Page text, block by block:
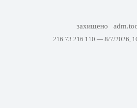
захищено
216.73.216.110 — 8/7/2026,